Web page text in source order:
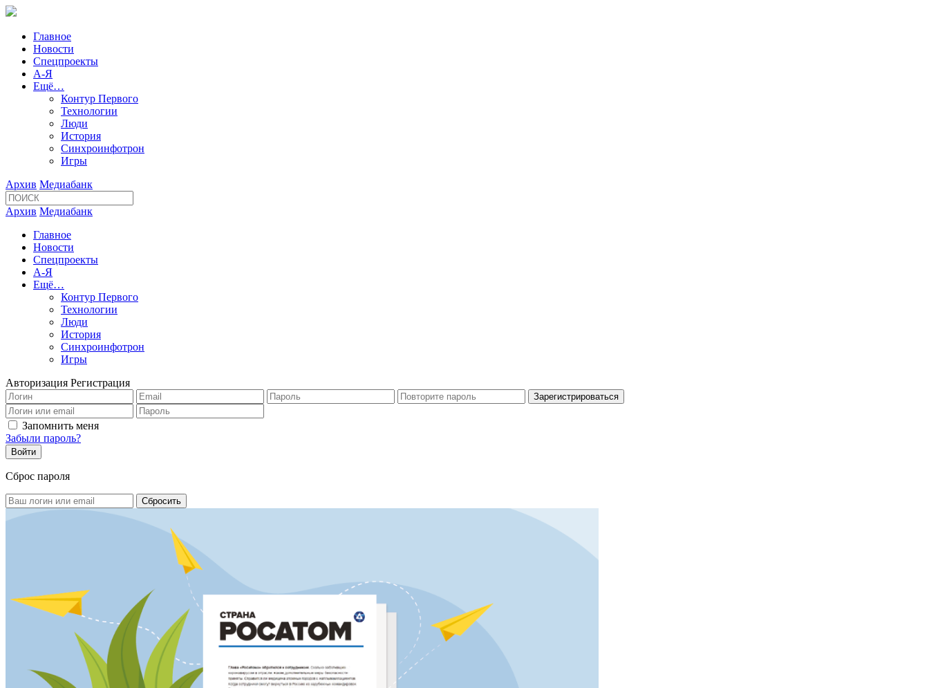
Главное
Новости
Спецпроекты
А-Я
Ещё…
Контур Первого
Технологии
Люди
История
Синхроинфотрон
Игры
Архив Медиабанк
Архив Медиабанк
Главное
Новости
Спецпроекты
А-Я
Ещё…
Контур Первого
Технологии
Люди
История
Синхроинфотрон
Игры
Авторизация Регистрация
Запомнить меня
Забыли пароль?
Сброс пароля